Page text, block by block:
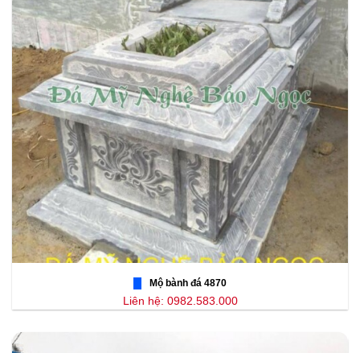
Mộ bành đá 4870
Liên hệ: 0982.583.000